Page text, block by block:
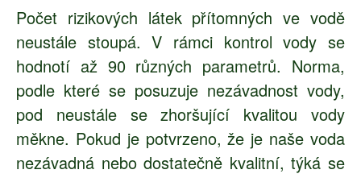
Počet rizikových látek přítomných ve vodě
neustále stoupá. V rámci kontrol vody se
hodnotí až 90 různých parametrů. Norma,
podle které se posuzuje nezávadnost vody,
pod neustále se zhoršující kvalitou vody
měkne. Pokud je potvrzeno, že je naše voda
nezávadná nebo dostatečně kvalitní, týká se